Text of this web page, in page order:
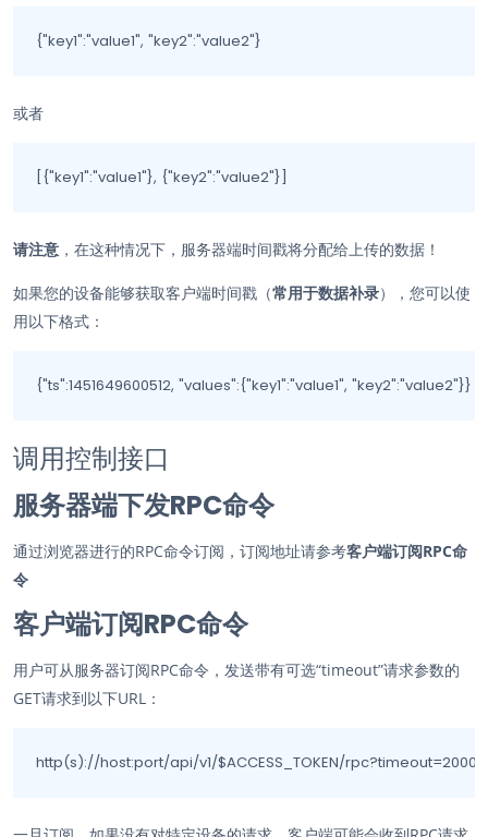
{"key1":"value1", "key2":"value2"}
或者
[{"key1":"value1"}, {"key2":"value2"}]
请注意 ，在这种情况下，服务器端时间戳将分配给上传的数据！
如果您的设备能够获取客户端时间戳（常用于数据补录），您可以使
用以下格式：
{"ts":1451649600512, "values":{"key1":"value1", "key2":"value2"}}
调用控制接口
服务器端下发RPC命令
通过浏览器进行的RPC命令订阅，订阅地址请参考客户端订阅RPC命
令
客户端订阅RPC命令
用户可从服务器订阅RPC命令，发送带有可选“timeout”请求参数的
GET请求到以下URL：
http(s)://host:port/api/v1/$ACCESS_TOKEN/rpc?timeout=2000